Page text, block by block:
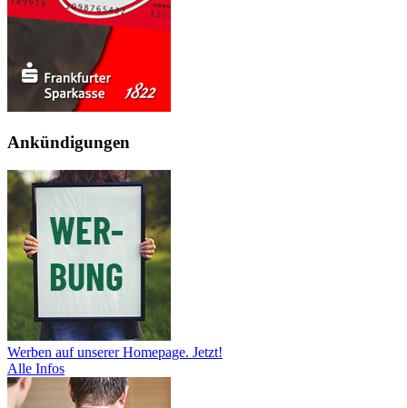
Ankündigungen
Werben auf unserer Homepage. Jetzt!
Alle Infos